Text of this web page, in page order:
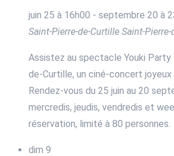
juin 25 à 16h00 - septembre 20 à
Saint-Pierre-de-Curtille Saint-
Assistez au spectacle Youki Party
de-Curtille, un ciné-concert joyeux
Rendez-vous du 25 juin au 20
mercredis, jeudis, vendredis et
réservation, limité à 80 personnes.
dim 9